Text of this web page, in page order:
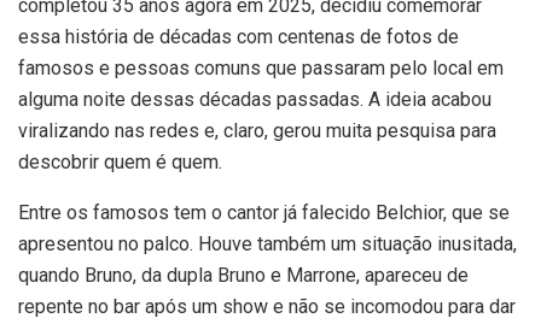
completou 35 anos agora em 2025, decidiu comemorar
essa história de décadas com centenas de fotos de
famosos e pessoas comuns que passaram pelo local em
alguma noite dessas décadas passadas. A ideia acabou
viralizando nas redes e, claro, gerou muita pesquisa para
descobrir quem é quem.
Entre os famosos tem o cantor já falecido Belchior, que se
apresentou no palco. Houve também um situação inusitada,
quando Bruno, da dupla Bruno e Marrone, apareceu de
repente no bar após um show e não se incomodou para dar